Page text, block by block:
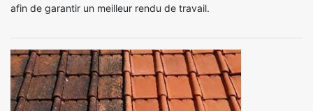
afin de garantir un meilleur rendu de travail.